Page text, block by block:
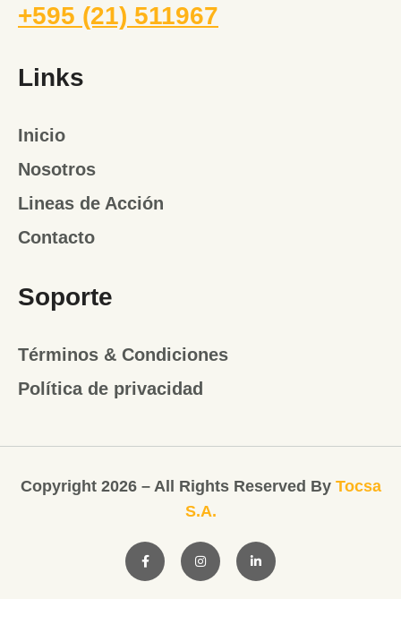
+595 (21) 511967
Links
Inicio
Nosotros
Lineas de Acción
Contacto
Soporte
Términos & Condiciones
Política de privacidad
Copyright 2026 – All Rights Reserved By Tocsa
S.A.